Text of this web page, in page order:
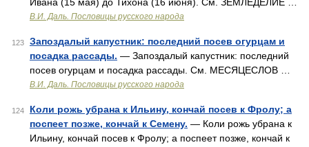
В.И. Даль. Пословицы русского народа
123
Запоздалый капустник: последний посев огурцам и
посадка рассады. — Запоздалый капустник: последний
посев огурцам и посадка рассады. См. МЕСЯЦЕСЛОВ …
В.И. Даль. Пословицы русского народа
124
Коли рожь убрана к Ильину, кончай посев к Фролу; а
поспеет позже, кончай к Семену. — Коли рожь убрана к
Ильину, кончай посев к Фролу; а поспеет позже, кончай к